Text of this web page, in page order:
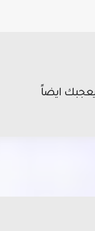
ايضاً